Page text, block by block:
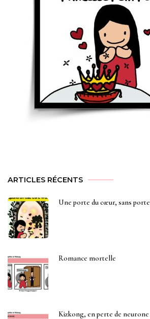
ARTICLES RÉCENTS
Une porte du cœur, sans porte
Romance mortelle
Kizkong, en perte de neurone